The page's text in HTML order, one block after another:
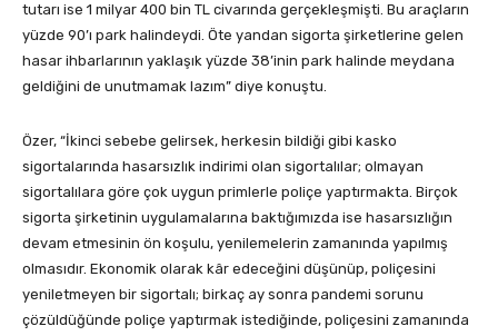
tutarı ise 1 milyar 400 bin TL civarında gerçekleşmişti. Bu araçların
yüzde 90’ı park halindeydi. Öte yandan sigorta şirketlerine gelen
hasar ihbarlarının yaklaşık yüzde 38’inin park halinde meydana
geldiğini de unutmamak lazım” diye konuştu.
Özer, “İkinci sebebe gelirsek, herkesin bildiği gibi kasko
sigortalarında hasarsızlık indirimi olan sigortalılar; olmayan
sigortalılara göre çok uygun primlerle poliçe yaptırmakta. Birçok
sigorta şirketinin uygulamalarına baktığımızda ise hasarsızlığın
devam etmesinin ön koşulu, yenilemelerin zamanında yapılmış
olmasıdır. Ekonomik olarak kâr edeceğini düşünüp, poliçesini
yeniletmeyen bir sigortalı; birkaç ay sonra pandemi sorunu
çözüldüğünde poliçe yaptırmak istediğinde, poliçesini zamanında